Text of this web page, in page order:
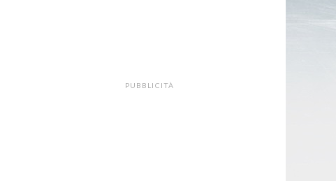
PUBBLICITÀ